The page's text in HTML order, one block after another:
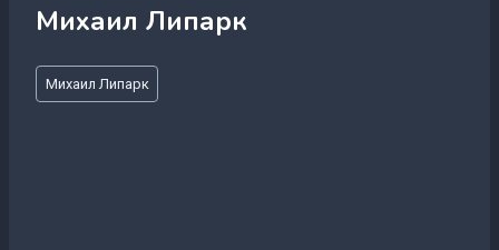
Михаил Липарк
Метки
записи:
Михаил Липарк